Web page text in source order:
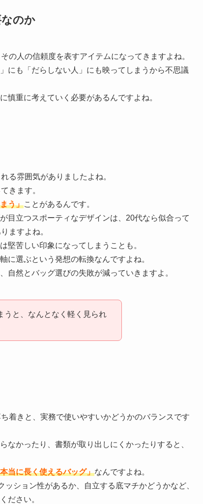
のか
の人の信頼度を表すアイテムになってきますよね。
にも「だらしない人」にも映ってしまうから不思議
慎重に考えていく必要があるんですよね。
る雰囲気がありましたよね。
きます。
う」ことがあるんです。
目立つスポーティなデザインは、20代なら似合って
ますよね。
堅苦しい印象になってしまうことも。
に選ぶという発想の転換なんですよね。
自然とバッグ選びの失敗が減っていきますよ。
うと、なんとなく軽く見られ
着きと、実務で使いやすいかどうかのバランスです
なかったり、書類が取り出しにくかったりすると、
当に長く使えるバッグ」なんですよね。
ション性があるか、自立する底マチかどうかなど、
ださい。